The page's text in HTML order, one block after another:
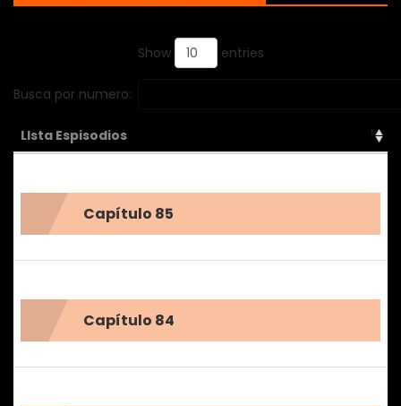
Show entries
Busca por numero:
LIsta Espisodios
Capítulo 85
Capítulo 84